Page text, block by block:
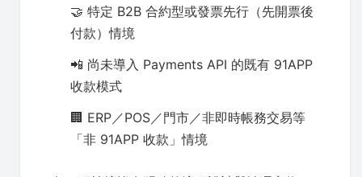
🤝 特定 B2B 合約型或發票先行（先開票後
付款）情境
📲 尚未導入 Payments API 的既有 91APP
收款模式
🏢 ERP／POS／門市／非即時帳務交易等
「非 91APP 收款」情境